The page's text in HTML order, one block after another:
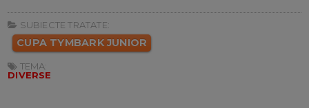
SUBIECTE TRATATE:
CUPA TYMBARK JUNIOR
TEMA:
DIVERSE